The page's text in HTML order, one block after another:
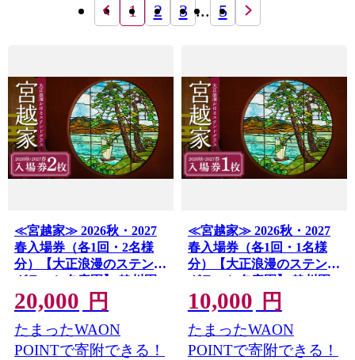
1 2 3 ... 5
≪宮越家≫ 2026秋・2027
春入場券（各1回・2名様
分）【大正浪漫のステンド
グラスと名庭園】 静川園
詩夢庵 奥津軽 青森県 中泊
町 F6N-359
20,000 円
たまったWAON
POINTで寄附できる！
≪宮越家≫ 2026秋・2027
春入場券（各1回・1名様
分）【大正浪漫のステンド
グラスと名庭園】 静川園
詩夢庵 奥津軽 青森県 中泊
町 F6N-358
10,000 円
たまったWAON
POINTで寄附できる！